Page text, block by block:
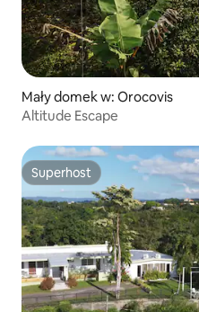
Mały domek w: Orocovis
Altitude Escape
Superhost
Superhost